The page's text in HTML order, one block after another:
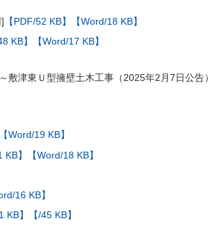
【PDF/52 KB】
【Word/18 KB】
KB】 【Word/17 KB】
敷津東Ｕ型擁壁土木工事（2025年2月7日公告）
【Word/19 KB】
】
【Word/18 KB】
16 KB】
KB】 【/45 KB】